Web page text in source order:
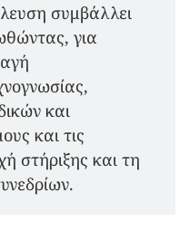
συμβάλλει
για
και
και τις
στήριξης και τη